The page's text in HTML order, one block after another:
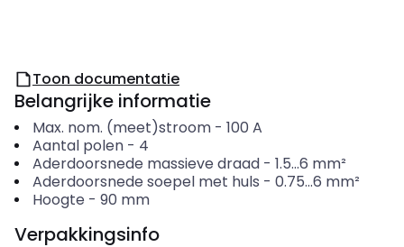
Toon documentatie
Belangrijke informatie
Max. nom. (meet)stroom- 100 A
Aantal polen- 4
Aderdoorsnede massieve draad- 1.5...6 mm²
Aderdoorsnede soepel met huls - 0.75...6 mm²
Hoogte - 90 mm
Verpakkingsinfo